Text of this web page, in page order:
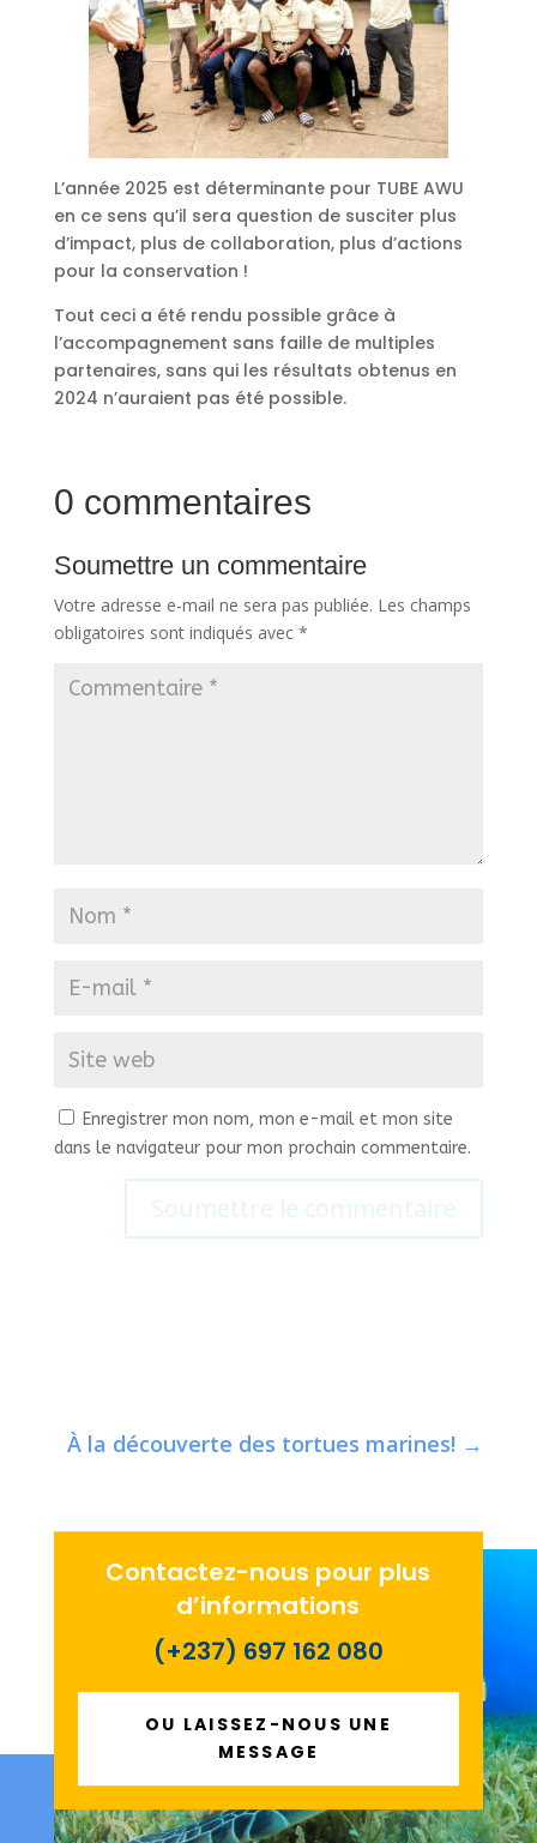
L’année 2025 est déterminante pour TUBE AWU
en ce sens qu’il sera question de susciter plus
d’impact, plus de collaboration, plus d’actions
pour la conservation !
Tout ceci a été rendu possible grâce à
l’accompagnement sans faille de multiples
partenaires, sans qui les résultats obtenus en
2024 n’auraient pas été possible.
0 commentaires
Soumettre un commentaire
Votre adresse e-mail ne sera pas publiée. Les champs
obligatoires sont indiqués avec *
Enregistrer mon nom, mon e-mail et mon site
dans le navigateur pour mon prochain commentaire.
Soumettre le commentaire
À la découverte des tortues marines! →
Contactez-nous pour plus
d’informations
(+237) 697 162 080
OU LAISSEZ-NOUS UNE
MESSAGE